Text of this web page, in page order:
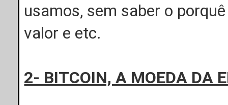
usamos, sem saber o
valor e etc.
2- BITCOIN, A MOEDA DA